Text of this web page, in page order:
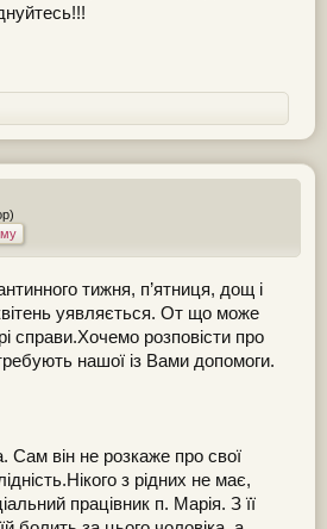
тижня, п’ятниця, дощ і
уявляється. От що може
справи.Хочемо розповісти про
нашої із Вами допомоги.
він не розкаже про свої
з рідних не має,
працівник п. Марія. З її